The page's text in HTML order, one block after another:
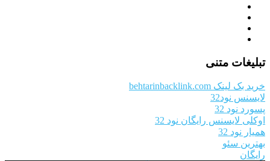
تبلیغات متنی
خرید بک لینک behtarinbacklink.com
لایسنس نود32
پسورد نود 32
اوکلی لایسنس رایگان نود 32
همیار نود 32
بهترین سئو
رایگان